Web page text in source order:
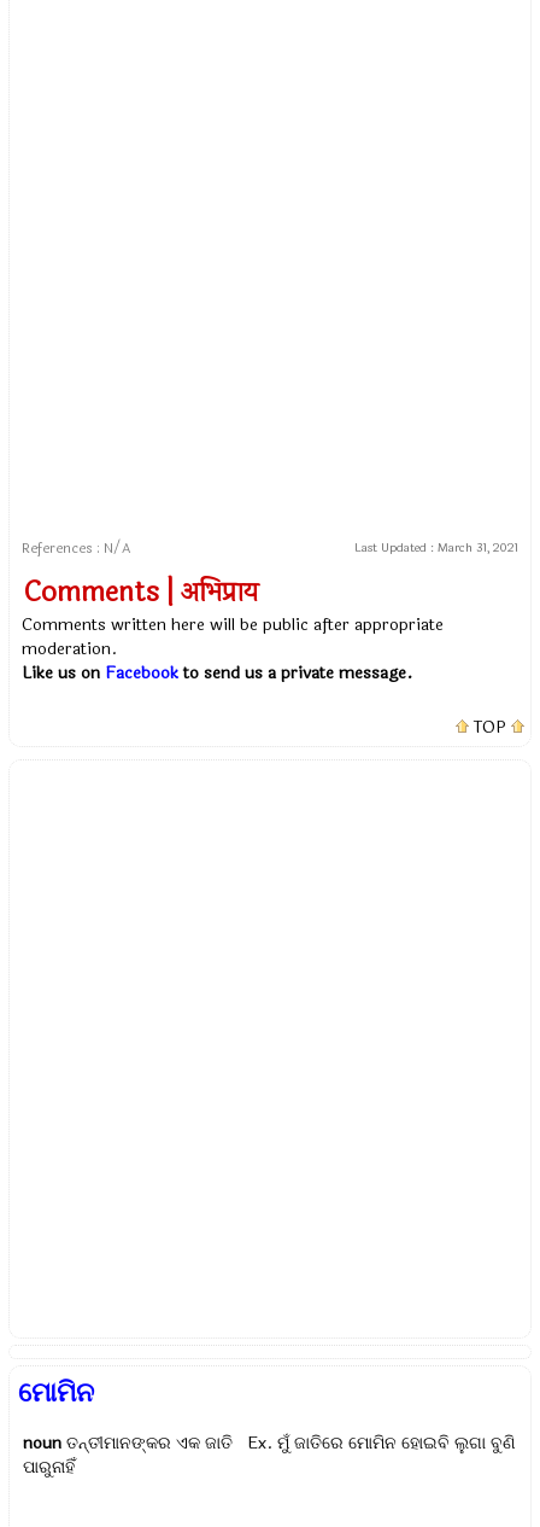
References : N/A Last Updated : March 31, 2021
Comments | अभिप्राय
Comments written here will be public after appropriate
moderation.
Like us on Facebookto send us a private message.
TOP
ମୋମିନ
noun ତନ୍ତୀମାନଙ୍କର ଏକ ଜାତି Ex.ମୁଁ ଜାତିରେ ମୋମିନ ହୋଇବି ଲୁଗା ବୁଣି
ପାରୁନାହିଁ